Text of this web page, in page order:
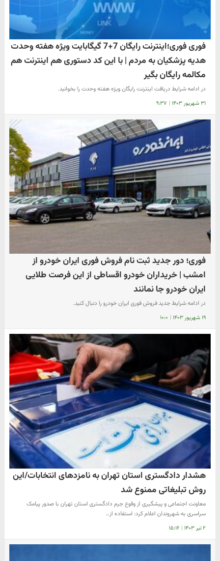
فوری فوری؛اینترنت رایگان 7+7 گیگابایت ویژه هفته وحدت
هدیه پزشکیان به مردم | با این کد دستوری هم اینترنت هم
مکالمه رایگان بگیر
در ادامه شرایط دریافت اینترنت رایگان ویژه هفته وحدت را بخوانید.
۳۱ شهریور ۱۴۰۳ | ۹:۳۷
فوری؛ دور جدید ثبت نام فروش فوری ایران خودرو از
امشب | خریداران خودرو اقساطی از این فرصت طلایی
ایران خودرو جا نمانند
در ادامه شرایط جدید فروش فوری ایران خودرو را دنبال کنید.
۱۹ شهریور ۱۴۰۳ | ۱۰:۰
هشدار دادگستری استان تهران به نامزدهای انتخابات/این
روش تبلیغاتی ممنوع شد
معاونت اجتماعی و پیشگیری از وقوع جرم دادگستری استان تهران با صدور پیامک
سراسری به شهروندان اعلام کرد: استفاده از…
۲ تیر ۱۴۰۳ | ۱۵:۱۶